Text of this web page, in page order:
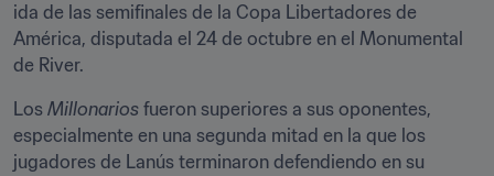
ida de las semifinales de la Copa Libertadores de
América, disputada el 24 de octubre en el Monumental
de River.
Los Millonarios fueron superiores a sus oponentes,
especialmente en una segunda mitad en la que los
jugadores de Lanús terminaron defendiendo en su